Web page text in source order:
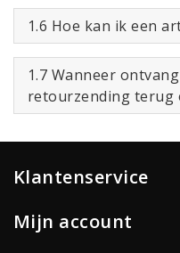
1.6 Hoe kan ik een
1.7 Wanneer
retourzending terug
Klantenservice
Mijn account